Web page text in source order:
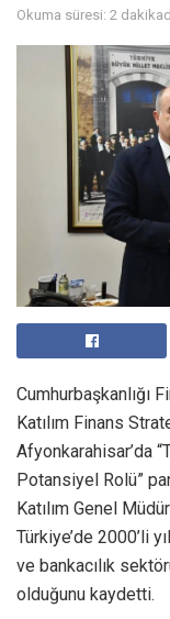
Okuma süresi: 2
Cumhurbaşkanlığı
Katılım Finans
Afyonkarahisar’da
Potansiyel Rolü”
Katılım Genel
Türkiye’de 2000’li
ve bankacılık
olduğunu kaydetti.